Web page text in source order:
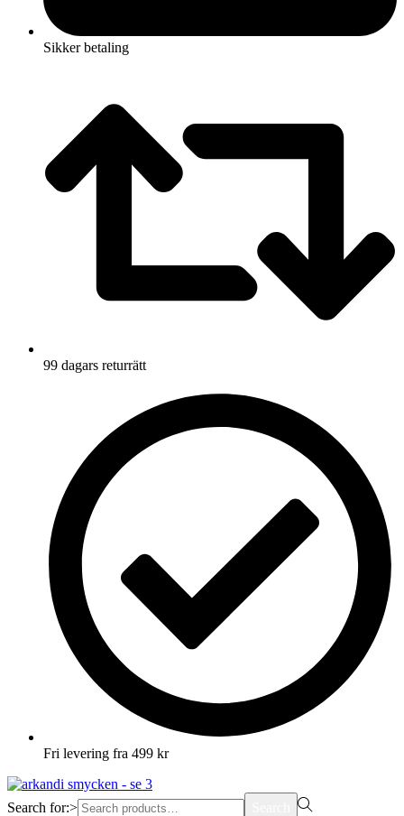
Sikker betaling
99 dagars returrätt
Fri levering fra 499 kr
Search for:>